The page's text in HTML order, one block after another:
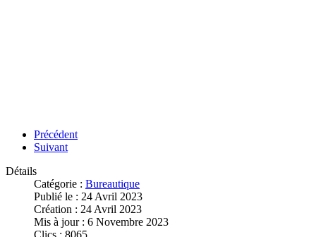
Précédent
Suivant
Détails
Catégorie : Bureautique
Publié le : 24 Avril 2023
Création : 24 Avril 2023
Mis à jour : 6 Novembre 2023